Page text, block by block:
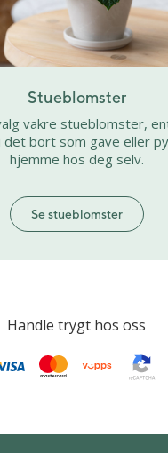
Stueblomster
vakre stueblomster,
det bort som gave eller
hjemme hos deg selv.
Se stueblomster
Handle trygt hos oss